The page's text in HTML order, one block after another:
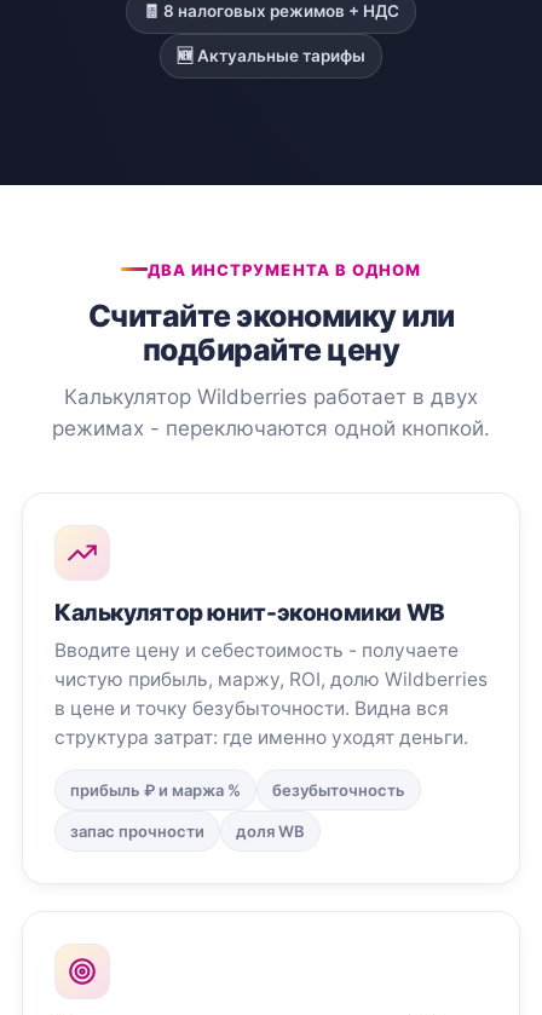
🧾 8 налоговых режимов + НДС
🆕 Актуальные тарифы
ДВА ИНСТРУМЕНТА В ОДНОМ
Считайте экономику или
подбирайте цену
Калькулятор Wildberries работает в двух
режимах - переключаются одной кнопкой.
Калькулятор юнит-экономики WB
Вводите цену и себестоимость - получаете
чистую прибыль, маржу, ROI, долю Wildberries
в цене и точку безубыточности. Видна вся
структура затрат: где именно уходят деньги.
прибыль ₽ и маржа % безубыточность
запас прочности доля WB